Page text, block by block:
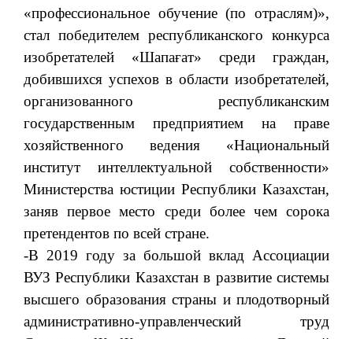
«профессиональное обучение (по отраслям)»,
стал победителем республиканского конкурса
изобретателей «Шапағат» среди граждан,
добившихся успехов в области изобретателей,
организованного республиканским
государственным предприятием на праве
хозяйственного ведения «Национальный
институт интеллектуальной собственности»
Министерства юстиции Республики Казахстан,
заняв первое место среди более чем сорока
претендентов по всей стране.
-В 2019 году за большой вклад Ассоциации
ВУЗ Республики Казахстан в развитие системы
высшего образования страны и плодотворный
административно-управленческий труд